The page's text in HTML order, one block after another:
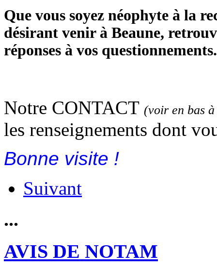
Que vous soyez néophyte à la
désirant venir à Beaune,
réponses à vos questionnements.
Notre CONTACT (voir en bas
les renseignements dont
Bonne visite !
Suivant
...
AVIS DE NOTAM